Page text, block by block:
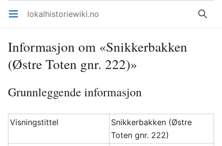
Åpne hovedmenyen lokalhistoriewiki.no Søk
Informasjon om «Snikkerbakken
(Østre Toten gnr. 222)»
Grunnleggende informasjon
Visningstittel
Snikkerbakken (Østre
Toten gnr. 222)